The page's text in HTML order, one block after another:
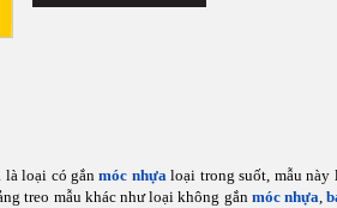
là loại có gắn móc nhựaloại trong suốt, mẫu này
treo mẫu khác như loại không gắnmóc nhựa,